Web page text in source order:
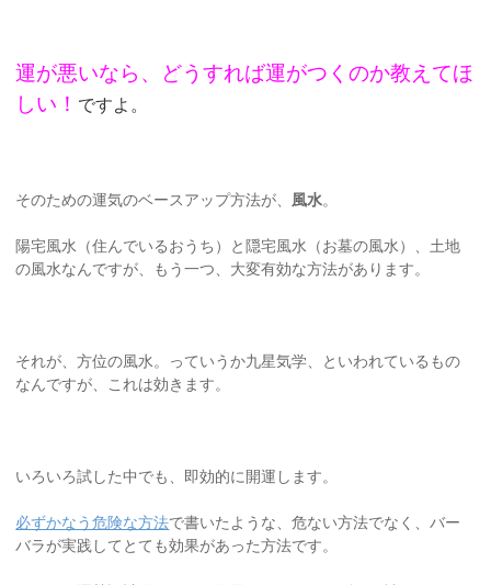
運が悪いなら、どうすれば運がつくのか教えてほ
しい！ ですよ。
そのための運気のベースアップ方法が、 風水。
陽宅風水（住んでいるおうち）と隠宅風水（お墓の風水）、土地
の風水なんですが、もう一つ、大変有効な方法があります。
それが、方位の風水。っていうか九星気学、といわれているもの
なんですが、これは効きます。
いろいろ試した中でも、即効的に開運します。
必ずかなう危険な方法で書いたような、危ない方法でなく、バー
バラが実践してとても効果があった方法です。